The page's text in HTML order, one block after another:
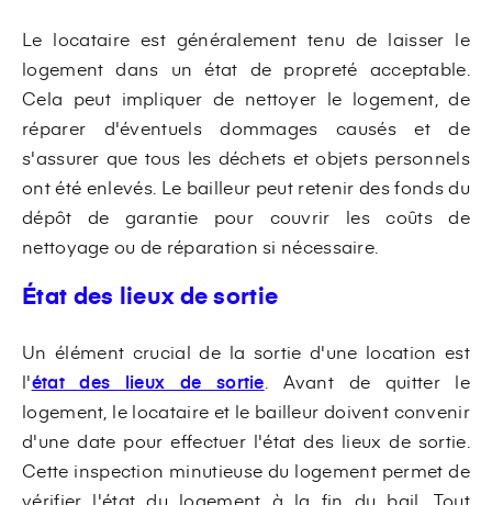
Le locataire est généralement tenu de laisser le
logement dans un état de propreté acceptable.
Cela peut impliquer de nettoyer le logement, de
réparer d'éventuels dommages causés et de
s'assurer que tous les déchets et objets personnels
ont été enlevés. Le bailleur peut retenir des fonds du
dépôt de garantie pour couvrir les coûts de
nettoyage ou de réparation si nécessaire.
État des lieux de sortie
Un élément crucial de la sortie d'une location est
l'état des lieux de sortie . Avant de quitter le
logement, le locataire et le bailleur doivent convenir
d'une date pour effectuer l'état des lieux de sortie.
Cette inspection minutieuse du logement permet de
vérifier l'état du logement à la fin du bail. Tout